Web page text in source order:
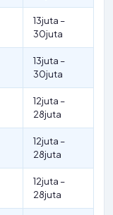
13juta –
30juta
13juta –
30juta
12juta –
28juta
12juta –
28juta
12juta –
28juta